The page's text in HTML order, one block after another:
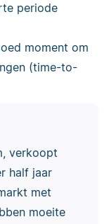
periode
moment om
(time-to-
verkoopt
half jaar
met
moeite